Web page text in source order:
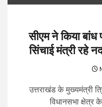
सीएम ने किया बांध
सिंचाई मंत्री रहे
उत्तराखंड के मुख्यमंत्री
विधानसभा